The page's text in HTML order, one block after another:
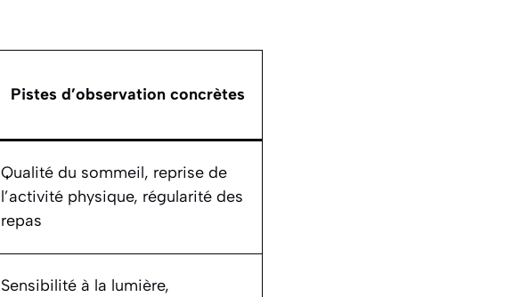
Pistes d’observation concrètes
Qualité du sommeil, reprise de
l’activité physique, régularité des
repas
Sensibilité à la lumière,